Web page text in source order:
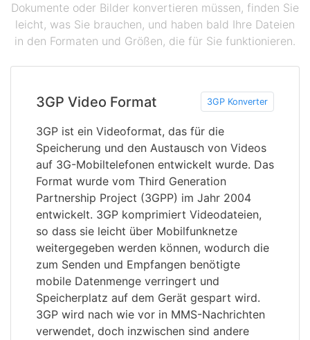
Dokumente oder Bilder konvertieren müssen, finden Sie
leicht, was Sie brauchen, und haben bald Ihre Dateien
in den Formaten und Größen, die für Sie funktionieren.
3GP Video Format 3GP Konverter
3GP ist ein Videoformat, das für die
Speicherung und den Austausch von Videos
auf 3G-Mobiltelefonen entwickelt wurde. Das
Format wurde vom Third Generation
Partnership Project (3GPP) im Jahr 2004
entwickelt. 3GP komprimiert Videodateien,
so dass sie leicht über Mobilfunknetze
weitergegeben werden können, wodurch die
zum Senden und Empfangen benötigte
mobile Datenmenge verringert und
Speicherplatz auf dem Gerät gespart wird.
3GP wird nach wie vor in MMS-Nachrichten
verwendet, doch inzwischen sind andere